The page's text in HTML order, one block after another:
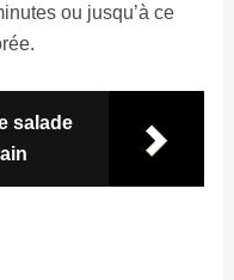
ou jusqu’à ce
salade